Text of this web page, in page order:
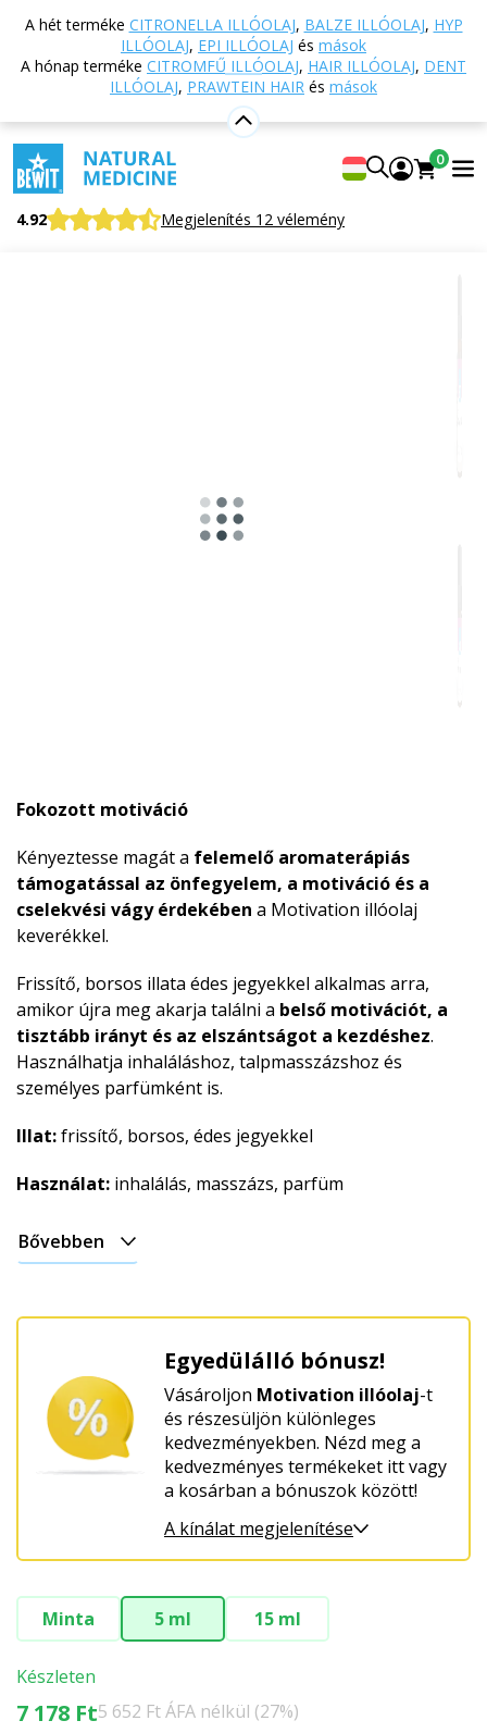
A hét terméke CITRONELLA ILLÓOLAJ, BALZE ILLÓOLAJ, HYP
ILLÓOLAJ, EPI ILLÓOLAJ és mások
A hónap terméke CITROMFŰ ILLÓOLAJ, HAIR ILLÓOLAJ, DENT
ILLÓOLAJ, PRAWTEIN HAIR és mások
0
Vissza a főoldalra Webáruház
Aromaterápia
Esszenciális olajok
Esszenciális olaj keverékek
Motivation illóolaj
Motivation illóolaj
100% tiszta és természetes CTEO® illóolaj keverék
4.92 Megjelenítés 12 vélemény
Fokozott motiváció
Kényeztesse magát a felemelő aromaterápiás
támogatással az önfegyelem, a motiváció és a
cselekvési vágy érdekében a Motivation illóolaj
keverékkel.
Frissítő, borsos illata édes jegyekkel alkalmas arra,
amikor újra meg akarja találni a belső motivációt, a
tisztább irányt és az elszántságot a kezdéshez.
Használhatja inhaláláshoz, talpmasszázshoz és
személyes parfümként is.
Illat:frissítő, borsos, édes jegyekkel
Használat: inhalálás, masszázs, parfüm
Bővebben
Egyedülálló bónusz!
Vásároljon Motivation illóolaj-t
és részesüljön különleges
kedvezményekben. Nézd meg a
kedvezményes termékeket itt vagy
a kosárban a bónuszok között!
A kínálat megjelenítése
Minta 5 ml 15 ml
Készleten
7 178 Ft5 652 Ft ÁFA nélkül (27%)